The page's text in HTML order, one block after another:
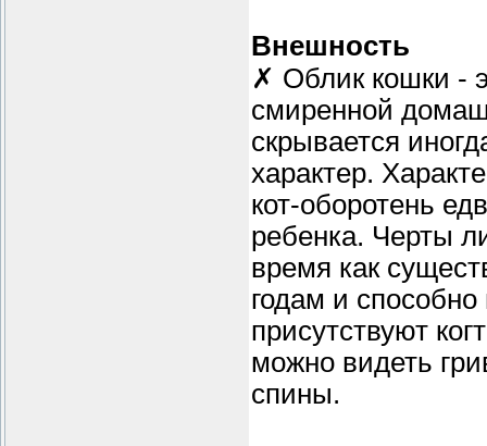
Внешность
✗ Облик кошки -
смиренной
скрывается
характер.
кот-оборотень
ребенка. Черты
время как
годам и
присутствуют
можно видеть
спины.